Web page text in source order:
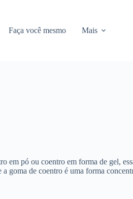
Faça você mesmo Mais
em pó ou coentro em forma de gel,
goma de coentro é uma forma